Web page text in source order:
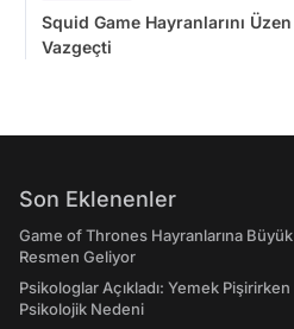
Squid Game Hayranlarını
Vazgeçti
Son Eklenenler
Game of Thrones Hayranlarına
Resmen Geliyor
Psikologlar Açıkladı: Yemek Pişirirken
Psikolojik Nedeni